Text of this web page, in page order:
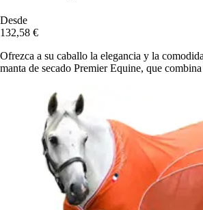
Desde
132,58 €
Ofrezca a su caballo la elegancia y la
manta de secado Premier Equine, que